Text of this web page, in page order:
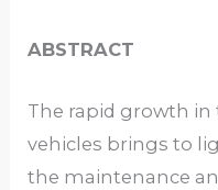
ABSTRACT
The rapid growth
vehicles brings to
the maintenance